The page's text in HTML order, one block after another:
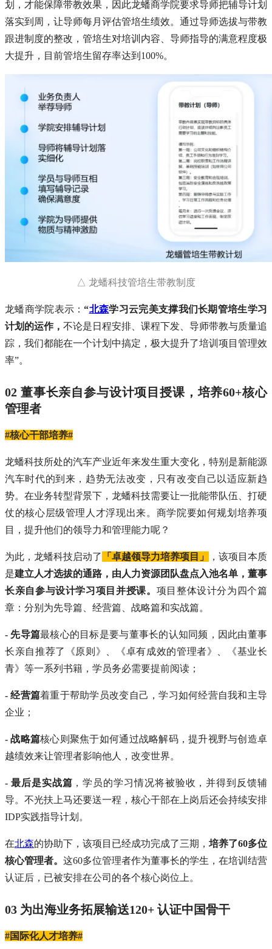
划，才能保障带教效果，因此龙蟠商学院要求导师把辅导计划
落实到周，让导师每月评估管培生绩效。通过导师选拔与带教
跟进制度的整改，管培生对培训内容、导师指导的满意程度极
大提升，目前管培生留存率达到100%。
△ 龙蟠科技管培生带教制度
龙蟠商学院表示：“北森学习云完美支撑我们长期管培生学习
计划的运作， 不论是日程安排、课程下发、导师带教与质量追
踪，我们都能在一个计划中搞定，极大提升了培训项目管理效
率”。
02 董事长亲自参与设计项目授课，培养60+核心
管理者
#核心干部培养#
龙蟠科技所处的汽车产业近年来发生重大变化，特别是新能源
汽车时代的到来，趋势无法改变，只有改变自己以适应新趋
势。在业务转型背景下，龙蟠科技需要让一批能带队伍、打硬
仗的核心层级管理人才浮现出来。商学院要如何规划培养项
目，提升他们的领导力和管理能力呢？
为此，龙蟠科技启动了 「卓越领导力培养项目」
，该项目本质
是建立人才选拔的通路，由人力资源团队盘点入池名单 ，董事
长亲自参与设计学习项目并授课。 项目整体设计分为四个篇
章：分别为先导篇、经营篇、战略篇和实战篇。
- 先导篇最核心的目标是要与董事长的认知同频，因此由董事
长亲自推荐了《原则》、《卓有成效的管理者》、《基业长
青》等一系列书籍，学员务必需要提前阅读；
- 经营篇着重于帮助学员改变自己，学习如何经营自我和主导
企业；
- 战略篇核心则聚焦于如何通过战略解码，提升视野与创造卓
越绩效来让管理者影响他人，改变世界。
- 最后是实战篇 ，学员的学习情况将被验收，并得到反馈辅
导。不光扶上马还要送一程，核心干部在上岗后还会持续安排
IDP实践指导计划。
在北森的协助下，该项目已经成功完成了三期， 培养了60多位
核心管理者。 这60多位管理者作为董事长的学生，在培训结营
认证后，已被安排在公司的各个核心岗位上。
03 为出海业务拓展输送120+ 认证中国骨干
#国际化人才培养#